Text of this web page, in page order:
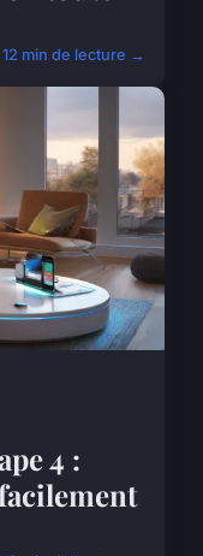
12 min de lecture →
4 :